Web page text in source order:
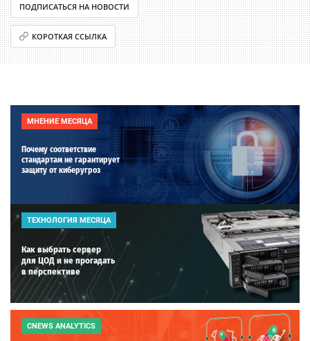
ПОДПИСАТЬСЯ НА НОВОСТИ
КОРОТКАЯ ССЫЛКА
МНЕНИЕ МЕСЯЦА
Почему соответствие
стандартам не гарантирует
защиту от киберугроз
ТЕХНОЛОГИЯ МЕСЯЦА
Как выбрать сервер
для ЦОД и не прогадать
в перспективе
CNEWS ANALYTICS